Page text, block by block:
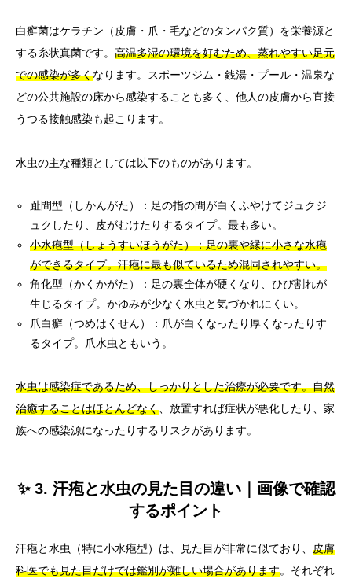
白癬菌はケラチン（皮膚・爪・毛などのタンパク質）を栄養源と
する糸状真菌です。 高温多湿の環境を好むため、蒸れやすい足元
での感染が多くなります。スポーツジム・銭湯・プール・温泉な
どの公共施設の床から感染することも多く、他人の皮膚から直接
うつる接触感染も起こります。
水虫の主な種類としては以下のものがあります。
趾間型（しかんがた）：足の指の間が白くふやけてジュクジ
ュクしたり、皮がむけたりするタイプ。最も多い。
小水疱型（しょうすいほうがた）：足の裏や縁に小さな水疱
ができるタイプ。汗疱に最も似ているため混同されやすい。
角化型（かくかがた）：足の裏全体が硬くなり、ひび割れが
生じるタイプ。かゆみが少なく水虫と気づかれにくい。
爪白癬（つめはくせん）：爪が白くなったり厚くなったりす
るタイプ。爪水虫ともいう。
水虫は感染症であるため、しっかりとした治療が必要です。自然
治癒することはほとんどなく 、放置すれば症状が悪化したり、家
族への感染源になったりするリスクがあります。
✨ 3. 汗疱と水虫の見た目の違い｜画像で確認
するポイント
汗疱と水虫（特に小水疱型）は、見た目が非常に似ており、 皮膚
科医でも見た目だけでは鑑別が難しい場合があります。それぞれ